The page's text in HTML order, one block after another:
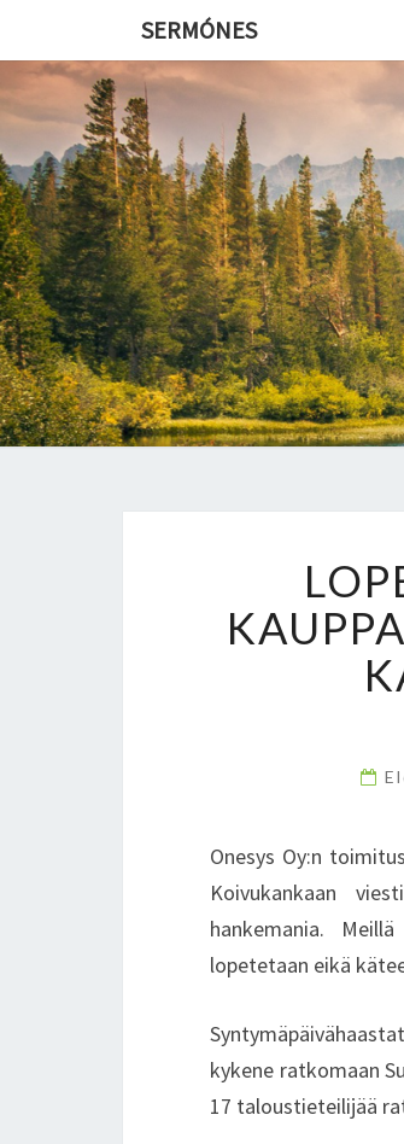
SERMÓNES
Onesys Oy:n
Koivukankaan
hankemania.
lopetetaan eikä
kykene ratkomaan
17 taloustieteilijää